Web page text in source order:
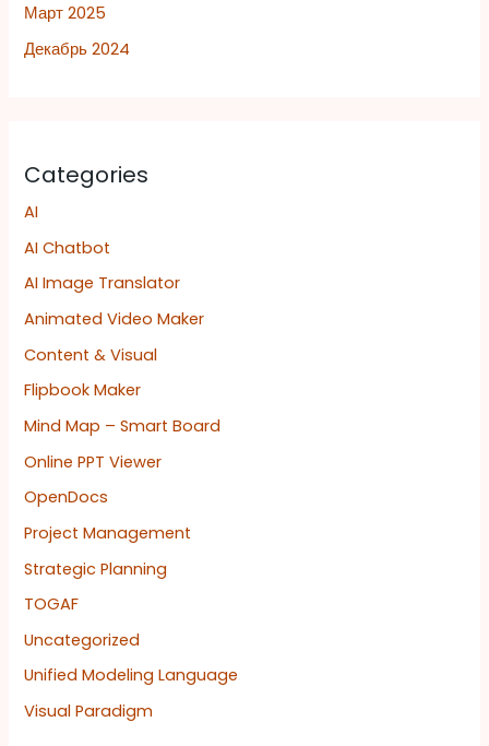
Март 2025
Декабрь 2024
Categories
AI
AI Chatbot
AI Image Translator
Animated Video Maker
Content & Visual
Flipbook Maker
Mind Map – Smart Board
Online PPT Viewer
OpenDocs
Project Management
Strategic Planning
TOGAF
Uncategorized
Unified Modeling Language
Visual Paradigm